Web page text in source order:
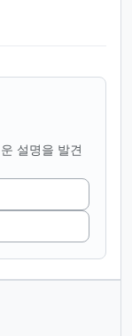
설명을 발견